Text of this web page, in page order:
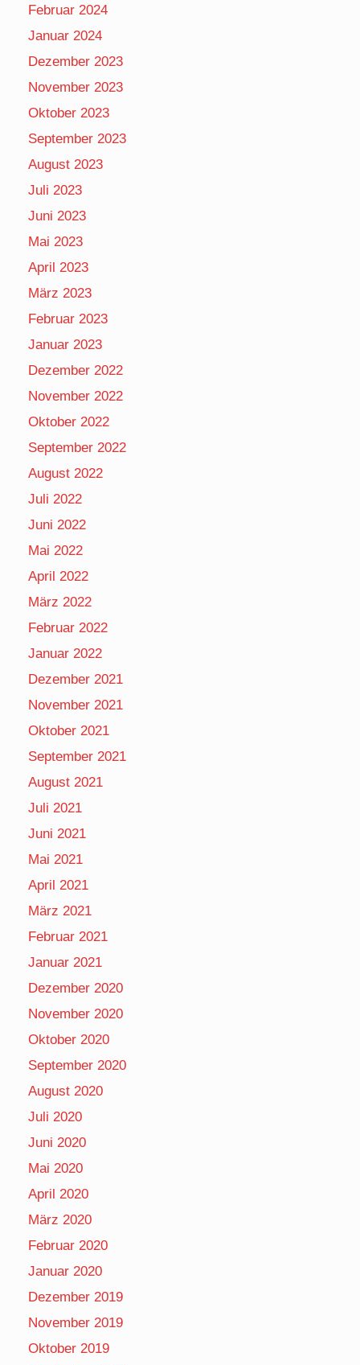
Februar 2024
Januar 2024
Dezember 2023
November 2023
Oktober 2023
September 2023
August 2023
Juli 2023
Juni 2023
Mai 2023
April 2023
März 2023
Februar 2023
Januar 2023
Dezember 2022
November 2022
Oktober 2022
September 2022
August 2022
Juli 2022
Juni 2022
Mai 2022
April 2022
März 2022
Februar 2022
Januar 2022
Dezember 2021
November 2021
Oktober 2021
September 2021
August 2021
Juli 2021
Juni 2021
Mai 2021
April 2021
März 2021
Februar 2021
Januar 2021
Dezember 2020
November 2020
Oktober 2020
September 2020
August 2020
Juli 2020
Juni 2020
Mai 2020
April 2020
März 2020
Februar 2020
Januar 2020
Dezember 2019
November 2019
Oktober 2019